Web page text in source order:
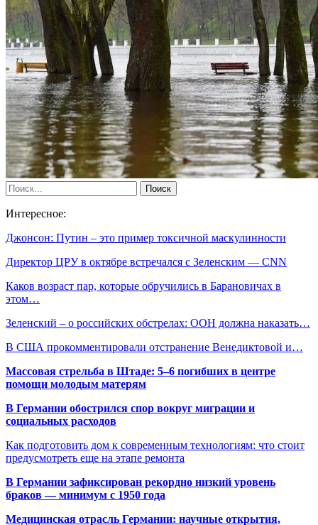
Интересное:
Джонсон: Путин – это пример токсичной маскулинности
Директор ЦРУ в октябре встречался с Зеленским — CNN
Каков возраст пар, которые обручились в Барановичах в
этом…
Зеленский – о российских обстрелах: ООН должна наказать…
В США прокомментировали отстранение Венедиктовой и…
Массовая стрельба в Штаде: 5–6 погибших в центре
помощи молодым матерям
В Германии обострился спор вокруг миграции и
социальных расходов
Как подготовить дом к современным технологиям: что стоит
предусмотреть еще на этапе ремонта
В Германии зафиксирован рекордно низкий уровень
браков — минимум с 1950 года
Медицинская отрасль Германии: научные открытия,